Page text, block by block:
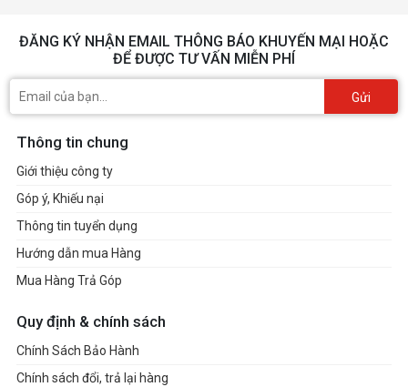
ĐĂNG KÝ NHẬN EMAIL THÔNG BÁO KHUYẾN MẠI HOẶC
ĐỂ ĐƯỢC TƯ VẤN MIỄN PHÍ
Gửi
Thông tin chung
Giới thiệu công ty
Góp ý, Khiếu nại
Thông tin tuyển dụng
Hướng dẫn mua Hàng
Mua Hàng Trả Góp
Quy định & chính sách
Chính Sách Bảo Hành
Chính sách đổi, trả lại hàng